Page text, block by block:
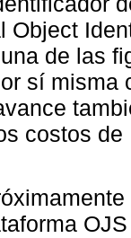
Object
de las
sí
costos